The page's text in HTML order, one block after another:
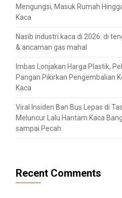
Mengungsi, Masuk Rumah
Kaca
Nasib industri kaca di 2026: di
& ancaman gas mahal
Imbas Lonjakan Harga Plastik,
Pangan Pikirkan Pengembalian
Kaca
Viral Insiden Ban Bus Lepas di
Meluncur Lalu Hantam Kaca
sampai Pecah
Recent Comments